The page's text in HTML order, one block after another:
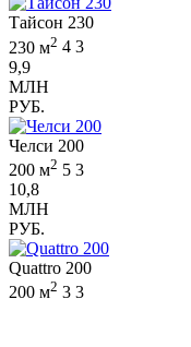
Тайсон 230
230 м2 4 3
9,9
МЛН
РУБ.
Челси 200
200 м2 5 3
10,8
МЛН
РУБ.
Quattro 200
200 м2 3 3